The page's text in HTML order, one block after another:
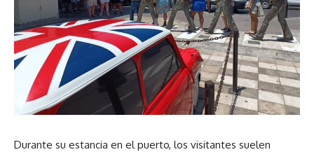
Durante su estancia en el puerto, los visitantes suelen